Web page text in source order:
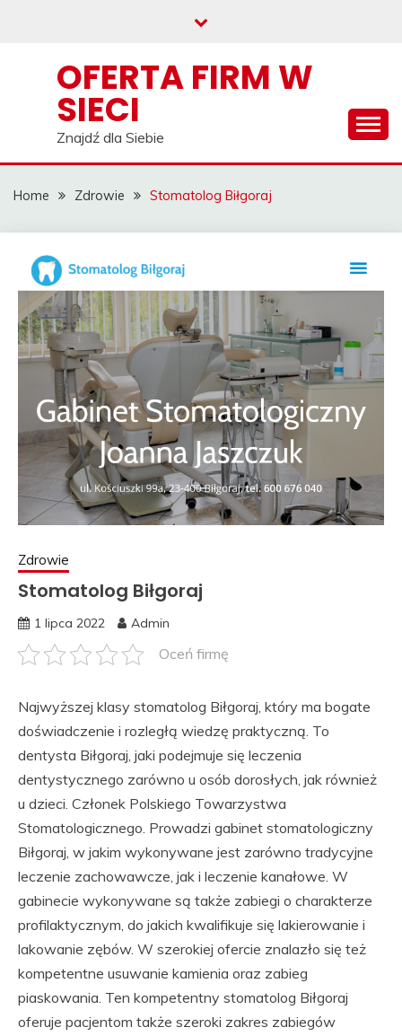
OFERTA FIRM W
SIECI
Znajdź dla Siebie
Home Zdrowie Stomatolog Biłgoraj
Zdrowie
Stomatolog Biłgoraj
1 lipca 2022 Admin
Oceń firmę
Najwyższej klasy stomatolog Biłgoraj, który ma bogate
doświadczenie i rozległą wiedzę praktyczną. To
dentysta Biłgoraj, jaki podejmuje się leczenia
dentystycznego zarówno u osób dorosłych, jak również
u dzieci. Członek Polskiego Towarzystwa
Stomatologicznego. Prowadzi gabinet stomatologiczny
Biłgoraj, w jakim wykonywane jest zarówno tradycyjne
leczenie zachowawcze, jak i leczenie kanałowe. W
gabinecie wykonywane są także zabiegi o charakterze
profilaktycznym, do jakich kwalifikuje się lakierowanie i
lakowanie zębów. W szerokiej ofercie znalazło się też
kompetentne usuwanie kamienia oraz zabieg
piaskowania. Ten kompetentny stomatolog Biłgoraj
oferuje pacjentom także szeroki zakres zabiegów